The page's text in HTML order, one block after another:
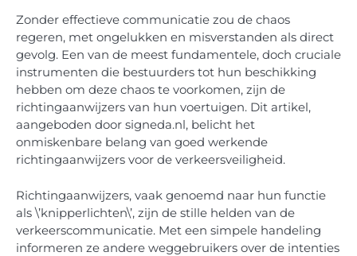
Zonder effectieve communicatie zou de chaos
regeren, met ongelukken en misverstanden als direct
gevolg. Een van de meest fundamentele, doch cruciale
instrumenten die bestuurders tot hun beschikking
hebben om deze chaos te voorkomen, zijn de
richtingaanwijzers van hun voertuigen. Dit artikel,
aangeboden door signeda.nl, belicht het
onmiskenbare belang van goed werkende
richtingaanwijzers voor de verkeersveiligheid.
Richtingaanwijzers, vaak genoemd naar hun functie
als \’knipperlichten\’, zijn de stille helden van de
verkeerscommunicatie. Met een simpele handeling
informeren ze andere weggebruikers over de intenties